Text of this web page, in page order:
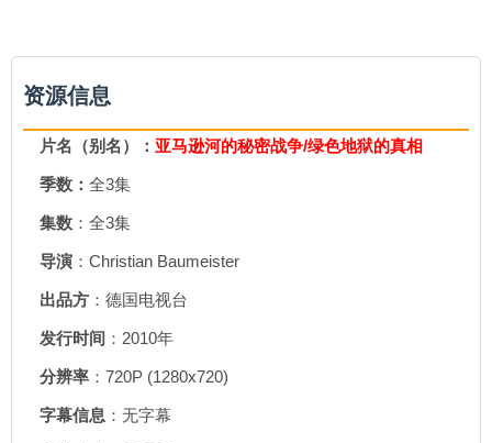
资源信息
片名（别名）： 亚马逊河的秘密战争/绿色地狱的真相
季数： 全3集
集数 ：全3集
导演 ：Christian Baumeister
出品方 ：德国电视台
发行时间 ：2010年
分辨率 ：720P (1280x720)
字幕信息 ：无字幕